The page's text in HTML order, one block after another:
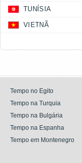
TUNÍSIA
VIETNÃ
Tempo no Egito
Tempo na Turquia
Tempo na Bulgária
Tempo na Espanha
Tempo em Montenegro